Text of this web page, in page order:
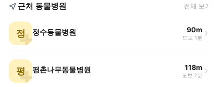
근처 동물병원 전체 보기
정 정수동물병원 90m
도보 1분
평 평촌나무동물병원 118m
도보 2분